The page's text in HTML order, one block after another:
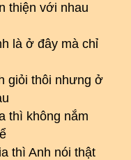
thiện với nhau
là ở đây mà chỉ
giỏi thôi nhưng ở
thì không nắm
thì Anh nói thật